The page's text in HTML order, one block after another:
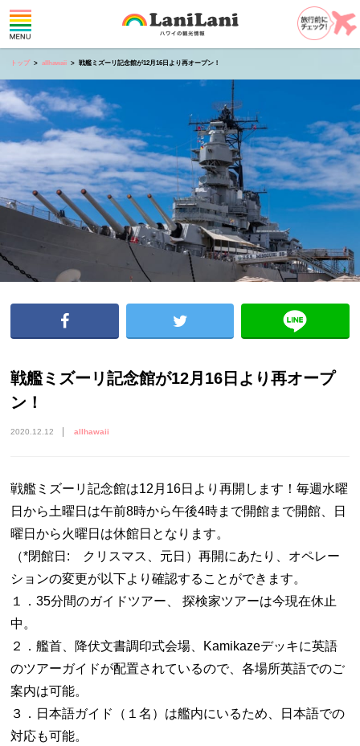
トップ allhawaii 戦艦ミズーリ記念館が12月16日より再オープン！
戦艦ミズーリ記念館が12月16日より再オープ
ン！
2020.12.12 allhawaii
戦艦ミズーリ記念館は12月16日より再開します！毎週水曜
日から土曜日は午前8時から午後4時まで開館まで開館、日
曜日から火曜日は休館日となります。
（*閉館日: クリスマス、元日）再開にあたり、オペレー
ションの変更が以下より確認することができます。
１．35分間のガイドツアー、 探検家ツアーは今現在休止
中。
２．艦首、降伏文書調印式会場、Kamikazeデッキに英語
のツアーガイドが配置されているので、各場所英語でのご
案内は可能。
３．日本語ガイド（１名）は艦内にいるため、日本語での
対応も可能。